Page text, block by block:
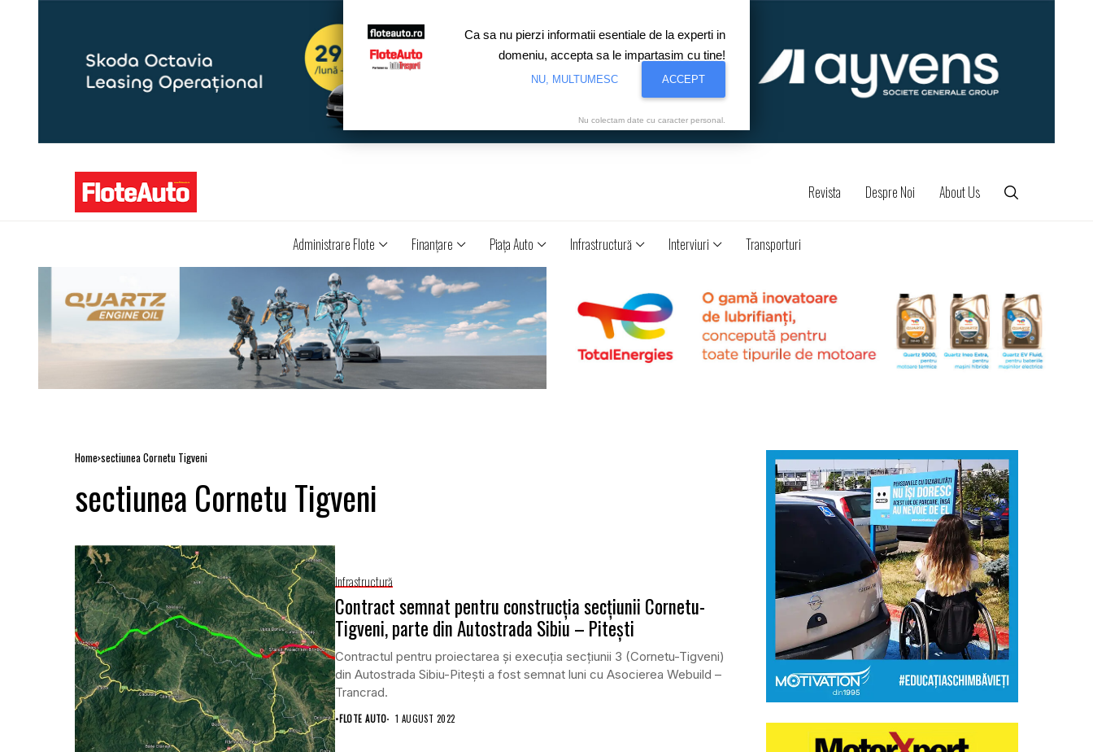
Revista Despre Noi About Us
Administrare Flote Finanţare Piaţa Auto Infrastructură Interviuri Transporturi
Home sectiunea Cornetu Tigveni
sectiunea Cornetu Tigveni
Infrastructură
Contract semnat pentru construcția secțiunii Cornetu-
Tigveni, parte din Autostrada Sibiu – Pitești
Contractul pentru proiectarea și execuția secțiunii 3 (Cornetu-Tigveni)
din Autostrada Sibiu-Pitești a fost semnat luni cu Asocierea Webuild –
Trancrad.
•FLOTE AUTO 1 AUGUST 2022
Ca sa nu pierzi informatii esentiale de la experti in
domeniu, accepta sa le impartasim cu tine!
NU, MULTUMESC ACCEPT
Nu colectam date cu caracter personal.